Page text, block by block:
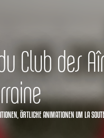
Club des
ÖRTLICHE ANIMATIONENUM LA